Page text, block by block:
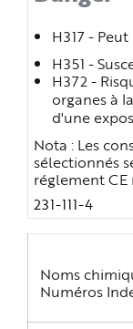
H317 -
H351 -
H372 -
organesà
d'une
Nota : Les
sélectionnés
réglement CE
231-111-4
Noms
Numéros